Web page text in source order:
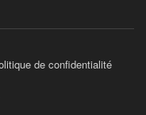
de confidentialité